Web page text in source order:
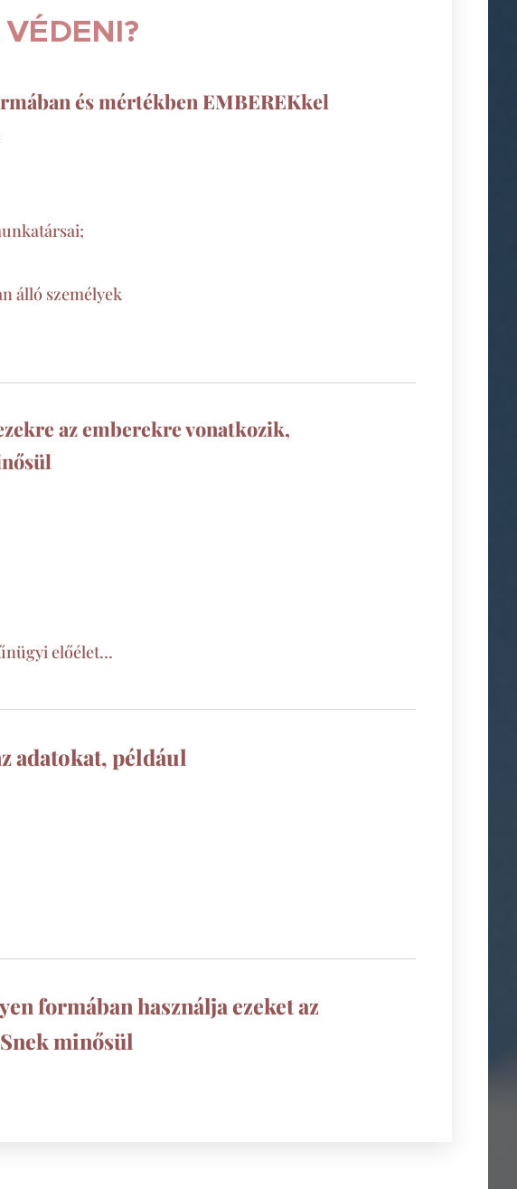
és mértékben EMBEREKkel
álló személyek
az emberekre vonatkozik,
előélet…
adatokat, például
formában használja ezeket az
minősül